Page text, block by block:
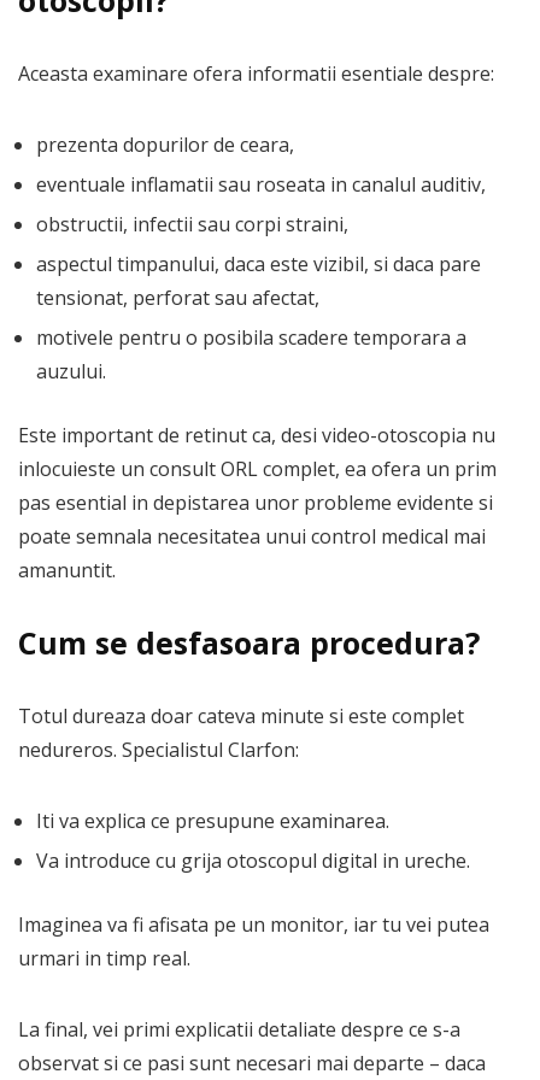
Aceasta examinare ofera informatii esentiale despre:
prezenta dopurilor de ceara,
eventuale inflamatii sau roseata in canalul auditiv,
obstructii, infectii sau corpi straini,
aspectul timpanului, daca este vizibil, si daca pare
tensionat, perforat sau afectat,
motivele pentru o posibila scadere temporara a
auzului.
Este important de retinut ca, desi video-otoscopia nu
inlocuieste un consult ORL complet, ea ofera un prim
pas esential in depistarea unor probleme evidente si
poate semnala necesitatea unui control medical mai
amanuntit.
Cum se desfasoara procedura?
Totul dureaza doar cateva minute si este complet
nedureros. Specialistul Clarfon:
Iti va explica ce presupune examinarea.
Va introduce cu grija otoscopul digital in ureche.
Imaginea va fi afisata pe un monitor, iar tu vei putea
urmari in timp real.
La final, vei primi explicatii detaliate despre ce s-a
observat si ce pasi sunt necesari mai departe – daca